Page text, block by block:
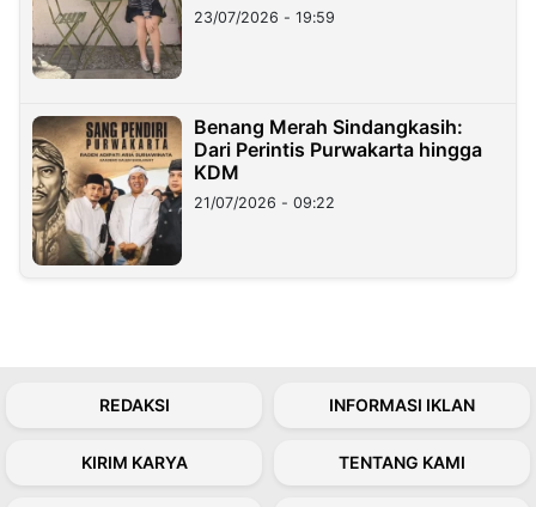
23/07/2026 - 19:59
Benang Merah Sindangkasih:
Dari Perintis Purwakarta hingga
KDM
21/07/2026 - 09:22
REDAKSI INFORMASI IKLAN
KIRIM KARYA TENTANG KAMI